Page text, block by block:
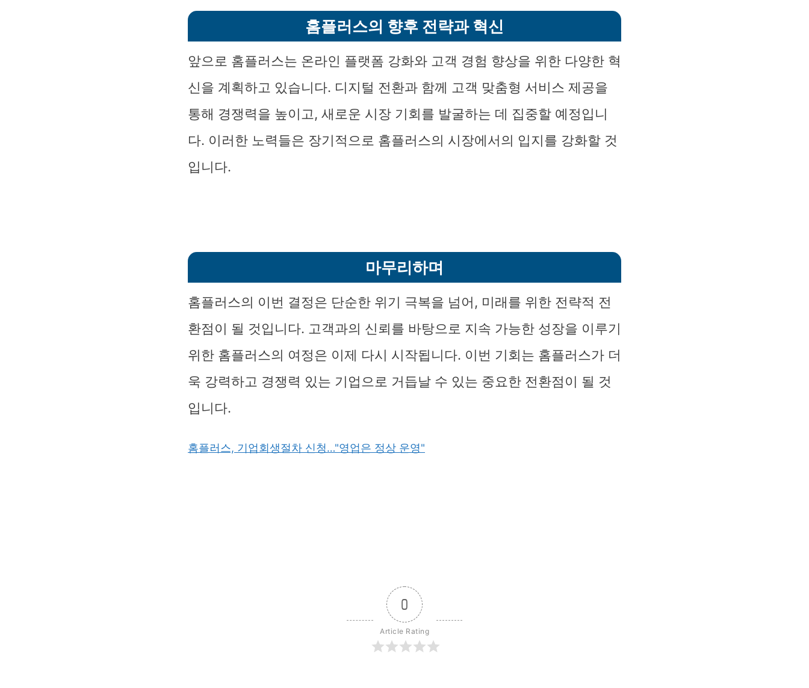
홈플러스의 향후 전략과 혁신
앞으로 홈플러스는 온라인 플랫폼 강화와 고객 경험 향상을 위한 다양한 혁
신을 계획하고 있습니다. 디지털 전환과 함께 고객 맞춤형 서비스 제공을
통해 경쟁력을 높이고, 새로운 시장 기회를 발굴하는 데 집중할 예정입니
다. 이러한 노력들은 장기적으로 홈플러스의 시장에서의 입지를 강화할 것
입니다.
마무리하며
홈플러스의 이번 결정은 단순한 위기 극복을 넘어, 미래를 위한 전략적 전
환점이 될 것입니다. 고객과의 신뢰를 바탕으로 지속 가능한 성장을 이루기
위한 홈플러스의 여정은 이제 다시 시작됩니다. 이번 기회는 홈플러스가 더
욱 강력하고 경쟁력 있는 기업으로 거듭날 수 있는 중요한 전환점이 될 것
입니다.
홈플러스, 기업회생절차 신청…"영업은 정상 운영"
0
Article Rating